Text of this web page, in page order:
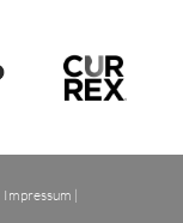
Impressum |